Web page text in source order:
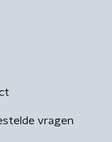
vragen